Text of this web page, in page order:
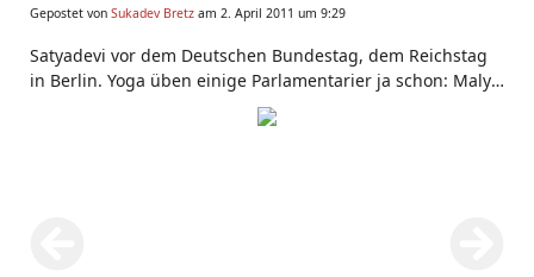
Gepostet von Sukadev Bretz am 2. April 2011 um 9:29
Satyadevi vor dem Deutschen Bundestag, dem Reichstag
in Berlin. Yoga üben einige Parlamentarier ja schon: Maly
unterrichtet da regelmäßig. Hoffen
wir, dass das zum Frieden beiträgt. Übrigens: Jeden Januar